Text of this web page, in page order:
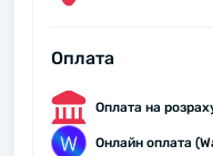
Оплата
Оплата на
Онлайн оплата